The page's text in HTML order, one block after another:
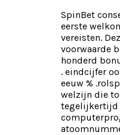
SpinBet
eerste
vereisten.
voorwaarde
honderd
. eindcijfer
eeuw %
welzijn die
tegelijkertijd